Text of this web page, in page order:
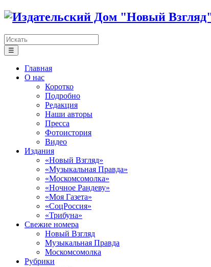
☰
Главная
О нас
Коротко
Подробно
Редакция
Наши авторы
Пресса
Фотоистория
Видео
Издания
«Новый Взгляд»
«Музыкальная Правда»
«Москомсомолка»
«Ночное Рандеву»
«Моя Газета»
«СоцРоссия»
«Трибуна»
Свежие номера
Новый Взгляд
Музыкальная Правда
Москомсомолка
Рубрики